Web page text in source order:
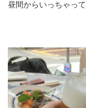
昼間からいっちゃって